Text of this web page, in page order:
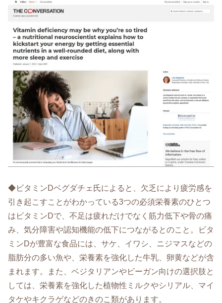
◆ビタミンDベグダチェ氏によると、欠乏により疲労感を
引き起こすことがわかっている3つの必須栄養素のひとつ
はビタミンDで、不足は疲れだけでなく筋力低下や骨の痛
み、気分障害や認知機能の低下につながるとのこと。ビタ
ミンDが豊富な食品には、サケ、イワシ、ニジマスなどの
脂肪分の多い魚や、栄養素を強化した牛乳、卵黄などが含
まれます。また、ベジタリアンやビーガン向けの選択肢と
しては、栄養素を強化した植物性ミルクやシリアル、マイ
タケやキクラゲなどのきのこ類があります。